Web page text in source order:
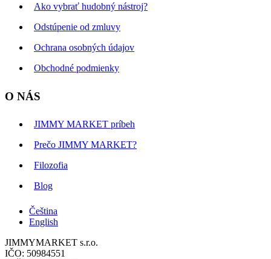
Ako vybrať hudobný nástroj?
Odstúpenie od zmluvy
Ochrana osobných údajov
Obchodné podmienky
O NÁS
JIMMY MARKET príbeh
Prečo JIMMY MARKET?
Filozofia
Blog
Čeština
English
JIMMYMARKET s.r.o.
IČO: 50984551